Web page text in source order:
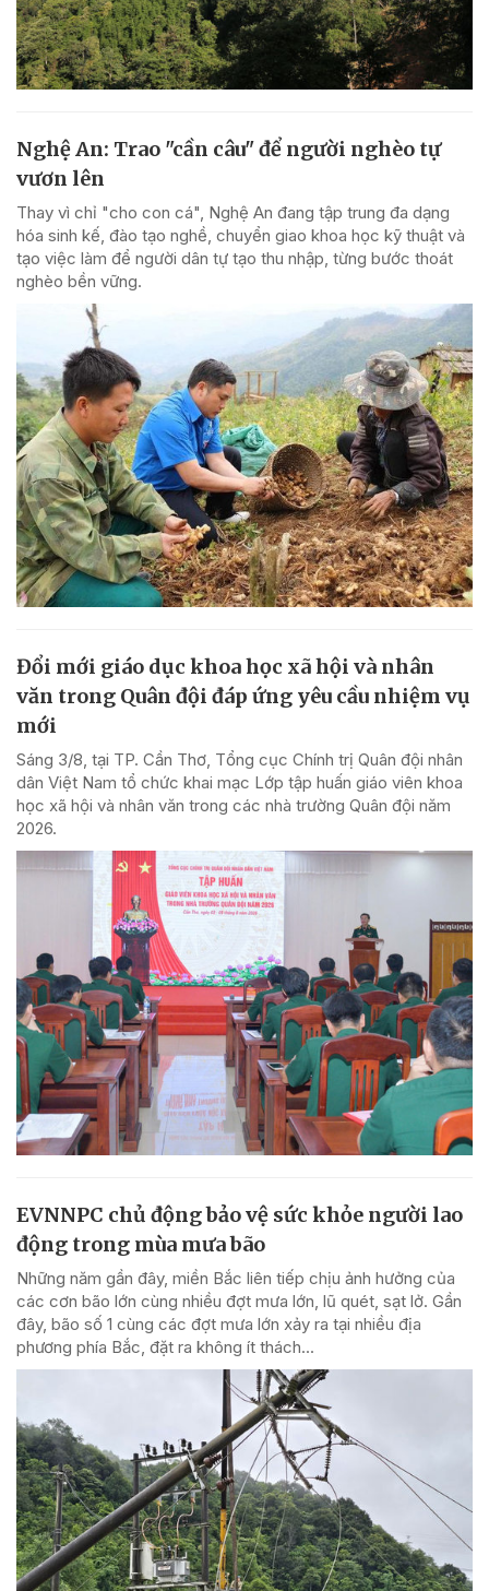
Nghệ An: Trao "cần câu" để người nghèo tự
vươn lên
Thay vì chỉ "cho con cá", Nghệ An đang tập trung đa dạng
hóa sinh kế, đào tạo nghề, chuyển giao khoa học kỹ thuật và
tạo việc làm để người dân tự tạo thu nhập, từng bước thoát
nghèo bền vững.
Đổi mới giáo dục khoa học xã hội và nhân
văn trong Quân đội đáp ứng yêu cầu nhiệm vụ
mới
Sáng 3/8, tại TP. Cần Thơ, Tổng cục Chính trị Quân đội nhân
dân Việt Nam tổ chức khai mạc Lớp tập huấn giáo viên khoa
học xã hội và nhân văn trong các nhà trường Quân đội năm
2026.
EVNNPC chủ động bảo vệ sức khỏe người lao
động trong mùa mưa bão
Những năm gần đây, miền Bắc liên tiếp chịu ảnh hưởng của
các cơn bão lớn cùng nhiều đợt mưa lớn, lũ quét, sạt lở. Gần
đây, bão số 1 cùng các đợt mưa lớn xảy ra tại nhiều địa
phương phía Bắc, đặt ra không ít thách...